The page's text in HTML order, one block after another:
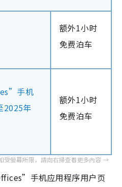
额外1小时
免费泊车
手机
2025年
额外1小时
免费泊车
手机应用程序用户页